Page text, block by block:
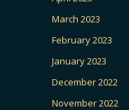
March 2023
February 2023
January 2023
December 2022
November 2022